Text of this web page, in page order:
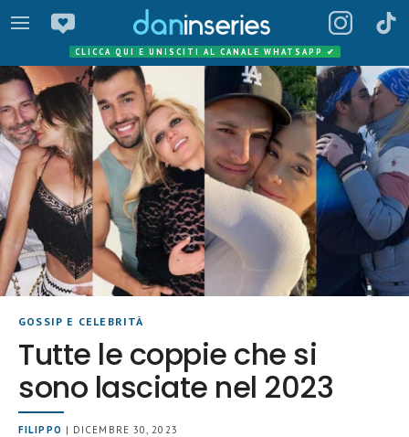
CLICCA QUI E UNISCITI AL CANALE WHATSAPP ✔
GOSSIP E CELEBRITÀ
Tutte le coppie che si
sono lasciate nel 2023
FILIPPO | DICEMBRE 30, 2023